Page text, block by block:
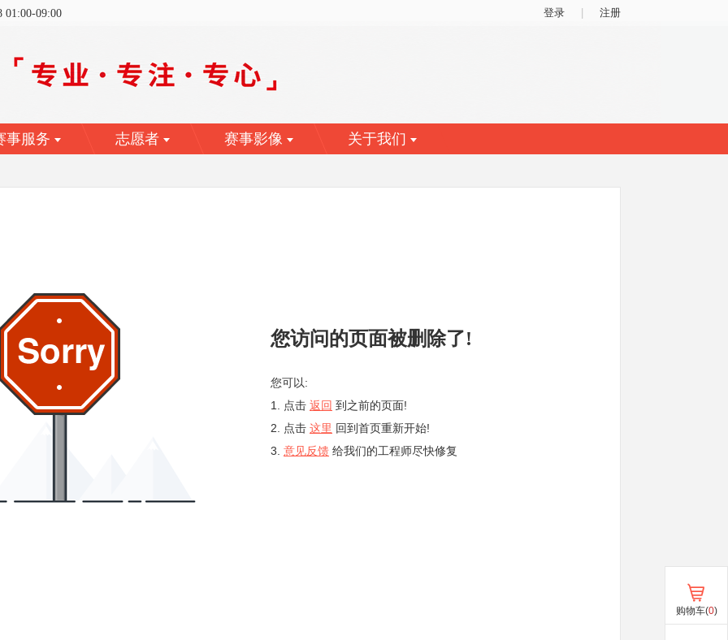
01:00-09:00 登录 注册
事服务 志愿者 赛事影像 关于我们
您访问的页面被删除了!
您可以:
点击 返回 到之前的页面!
点击 这里 回到首页重新开始!
意见反馈 给我们的工程师尽快修复
购物车(0)